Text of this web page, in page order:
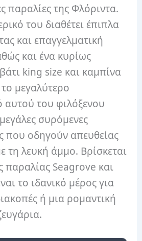
παραλίες της Φλόριντα.
του διαθέτει έπιπλα
και επαγγελματική
και ένα κυρίως
king size και καμπίνα
μεγαλύτερο
αυτού του φιλόξενου
συρόμενες
που οδηγούν απευθείας
τη λευκή άμμο. Βρίσκεται
παραλίας Seagrove και
το ιδανικό μέρος για
ή μια ρομαντική